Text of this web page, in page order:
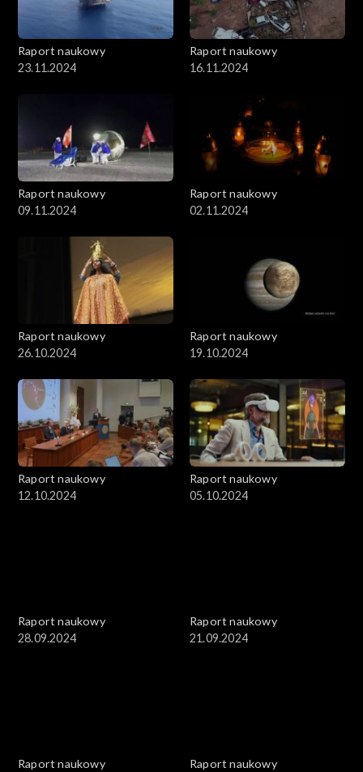
Raport naukowy
23.11.2024
Raport naukowy
16.11.2024
Raport naukowy
09.11.2024
Raport naukowy
02.11.2024
Raport naukowy
26.10.2024
Raport naukowy
19.10.2024
Raport naukowy
12.10.2024
Raport naukowy
05.10.2024
Raport naukowy
28.09.2024
Raport naukowy
21.09.2024
Raport naukowy
Raport naukowy